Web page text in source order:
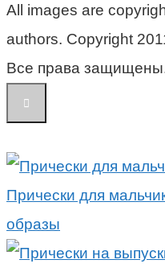
All images are
authors. Copyright
Все права
Прически для
образы